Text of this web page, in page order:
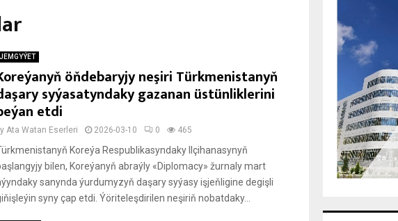
JEMGYÝET
öňdebaryjy neşiri Türkmenistanyň
syýasatyndaky gazanan üstünliklerini
etdi
Ata Watan Eserleri 2026-03-10 0 465
Koreýa Respublikasyndaky Ilçihanasynyň
bilen, Koreýanyň abraýly «Diplomacy» žurnaly mart
sanynda ýurdumyzyň daşary syýasy işjeňligine degişli
syny çap etdi. Ýöriteleşdirilen neşiriň nobatdaky...